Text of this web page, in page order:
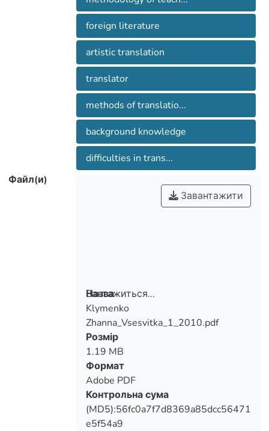
домінанту поетичного твору,
труднощі, які долає перекладач
художнього твору.
foreign literature
artistic translation
translator
methods of translatio...
background knowledge
difficulties in trans...
Файл(и)
Вантажиться...
Вантажиться...
Завантажити
Назва
Klymenko
Zhanna_Vsesvitka_1_2010.pdf
Розмір
1.19 MB
Формат
Adobe PDF
Контрольна сума
(MD5):56fc0a7f7d8369a85dcc56471
e5f54a9